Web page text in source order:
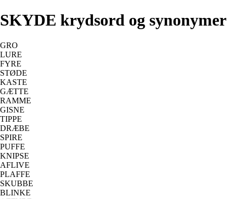
SKYDE krydsord og synonymer
GRO
LURE
FYRE
STØDE
KASTE
GÆTTE
RAMME
GISNE
TIPPE
DRÆBE
SPIRE
PUFFE
KNIPSE
AFLIVE
PLAFFE
SKUBBE
BLINKE